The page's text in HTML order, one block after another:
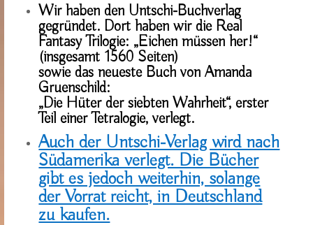
Wir haben den Untschi-Buchverlag
gegründet. Dort haben wir die Real
Fantasy Trilogie: „Eichen müssen her!“
(insgesamt 1560 Seiten)
sowie das neueste Buch von Amanda
Gruenschild:
„Die Hüter der siebten Wahrheit“, erster
Teil einer Tetralogie, verlegt.
Auch der Untschi-Verlag wird nach
Südamerika verlegt. Die Bücher
gibt es jedoch weiterhin, solange
der Vorrat reicht, in Deutschland
zu kaufen.